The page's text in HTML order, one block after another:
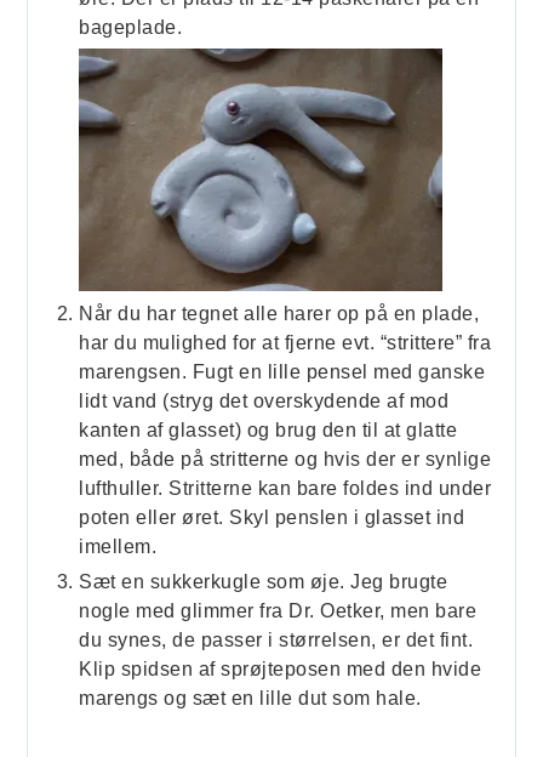
bageplade.
Når du har tegnet alle harer op på en plade,
har du mulighed for at fjerne evt. “strittere” fra
marengsen. Fugt en lille pensel med ganske
lidt vand (stryg det overskydende af mod
kanten af glasset) og brug den til at glatte
med, både på stritterne og hvis der er synlige
lufthuller. Stritterne kan bare foldes ind under
poten eller øret. Skyl penslen i glasset ind
imellem.
Sæt en sukkerkugle som øje. Jeg brugte
nogle med glimmer fra Dr. Oetker, men bare
du synes, de passer i størrelsen, er det fint.
Klip spidsen af sprøjteposen med den hvide
marengs og sæt en lille dut som hale.